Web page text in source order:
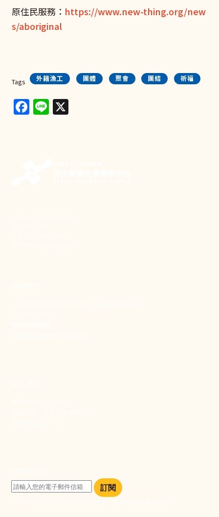
原住民服務： https://www.new-thing.org/new
s/aboriginal
Tags 外籍漁工 團體 聚會 團結 祈福
Facebook
Line
訂閱